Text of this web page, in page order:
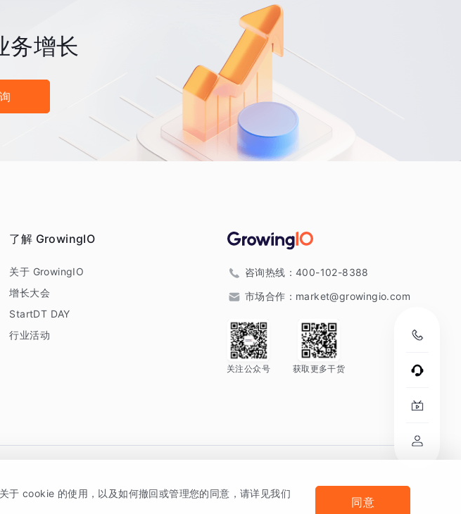
务增长
了解 GrowingIO
关于 GrowingIO
增长大会
StartDT DAY
行业活动
咨询热线： 400-102-8388
市场合作： market@growingio.com
关注公众号 获取更多干货
法律声明及隐私条款
于 cookie 的使用，以及如何撤回或管理您的同意，请详见我们
同意